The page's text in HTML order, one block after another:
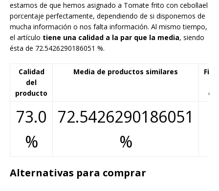
estamos de que hemos asignado a Tomate frito con cebollael
porcentaje perfectamente, dependiendo de si disponemos de
mucha información o nos falta información. Al mismo tiempo,
el artículo tiene una calidad a la par que la media, siendo
ésta de 72.5426290186051 %.
Calidad
del
producto
Media de productos similares
73.0
%
72.5426290186051
%
Alternativas para comprar